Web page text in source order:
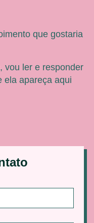
que gostaria
vou ler e responder
ela apareça aqui